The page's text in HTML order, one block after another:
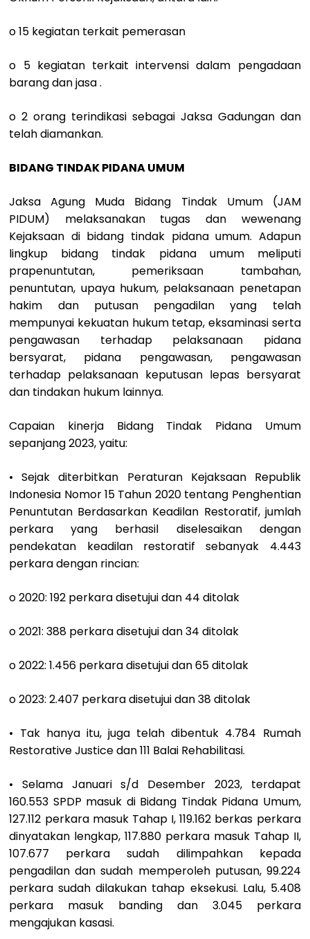
o 15 kegiatan terkait pemerasan
o 5 kegiatan terkait intervensi dalam pengadaan
barang dan jasa .
o 2 orang terindikasi sebagai Jaksa Gadungan dan
telah diamankan.
BIDANG TINDAK PIDANA UMUM
Jaksa Agung Muda Bidang Tindak Umum (JAM
PIDUM) melaksanakan tugas dan wewenang
Kejaksaan di bidang tindak pidana umum. Adapun
lingkup bidang tindak pidana umum meliputi
prapenuntutan, pemeriksaan tambahan,
penuntutan, upaya hukum, pelaksanaan penetapan
hakim dan putusan pengadilan yang telah
mempunyai kekuatan hukum tetap, eksaminasi serta
pengawasan terhadap pelaksanaan pidana
bersyarat, pidana pengawasan, pengawasan
terhadap pelaksanaan keputusan lepas bersyarat
dan tindakan hukum lainnya.
Capaian kinerja Bidang Tindak Pidana Umum
sepanjang 2023, yaitu:
• Sejak diterbitkan Peraturan Kejaksaan Republik
Indonesia Nomor 15 Tahun 2020 tentang Penghentian
Penuntutan Berdasarkan Keadilan Restoratif, jumlah
perkara yang berhasil diselesaikan dengan
pendekatan keadilan restoratif sebanyak 4.443
perkara dengan rincian:
o 2020: 192 perkara disetujui dan 44 ditolak
o 2021: 388 perkara disetujui dan 34 ditolak
o 2022: 1.456 perkara disetujui dan 65 ditolak
o 2023: 2.407 perkara disetujui dan 38 ditolak
• Tak hanya itu, juga telah dibentuk 4.784 Rumah
Restorative Justice dan 111 Balai Rehabilitasi.
• Selama Januari s/d Desember 2023, terdapat
160.553 SPDP masuk di Bidang Tindak Pidana Umum,
127.112 perkara masuk Tahap I, 119.162 berkas perkara
dinyatakan lengkap, 117.880 perkara masuk Tahap II,
107.677 perkara sudah dilimpahkan kepada
pengadilan dan sudah memperoleh putusan, 99.224
perkara sudah dilakukan tahap eksekusi. Lalu, 5.408
perkara masuk banding dan 3.045 perkara
mengajukan kasasi.